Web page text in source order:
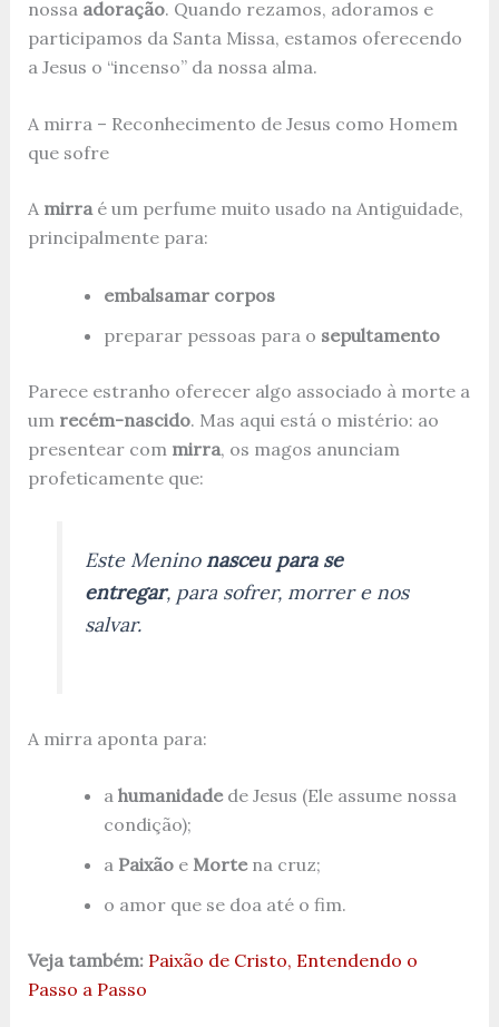
nossa adoração. Quando rezamos, adoramos e
participamos da Santa Missa, estamos oferecendo
a Jesus o “incenso” da nossa alma.
A mirra – Reconhecimento de Jesus como Homem
que sofre
A mirraé um perfume muito usado na Antiguidade,
principalmente para:
embalsamar corpos
preparar pessoas para o sepultamento
Parece estranho oferecer algo associado à morte a
um recém-nascido. Mas aqui está o mistério: ao
presentear com mirra, os magos anunciam
profeticamente que:
Este Meninonasceu para se
entregar, para sofrer, morrer e nos
salvar.
A mirra aponta para:
a humanidadede Jesus (Ele assume nossa
condição);
a Paixãoe Mortena cruz;
o amor que se doa até o fim.
Veja também: Paixão de Cristo, Entendendo o
Passo a Passo